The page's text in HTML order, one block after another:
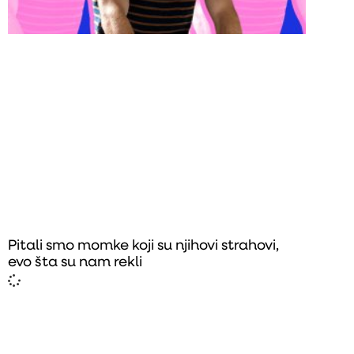
Pitali smo momke koji su njihovi strahovi,
evo šta su nam rekli